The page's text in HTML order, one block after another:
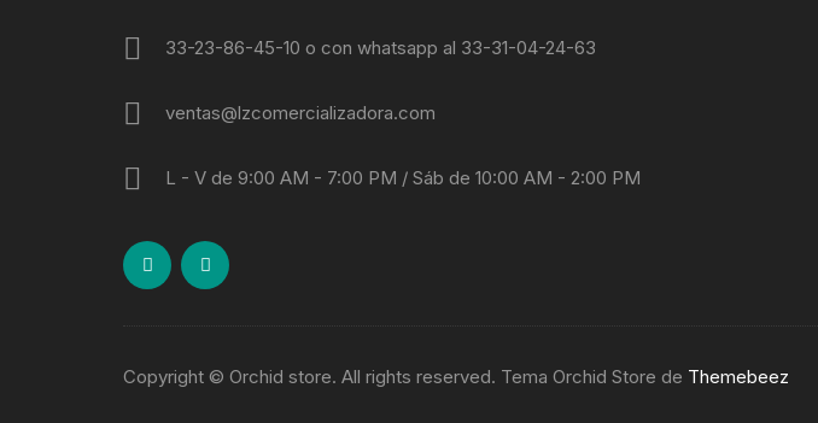
33-23-86-45-10 o con whatsapp al 33-31-04-24-63
ventas@lzcomercializadora.com
L - V de 9:00 AM - 7:00 PM / Sáb de 10:00 AM - 2:00 PM
Copyright © Orchid store. All rights reserved. Tema Orchid Store de Themebeez